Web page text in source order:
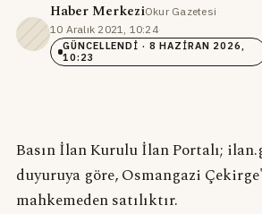
Haber MerkeziOkur Gazetesi·
10 Aralık 2021, 10:24·
GÜNCELLENDI · 8 HAZIRAN 2026,
10:23
Basın İlan Kurulu İlan Portalı;
duyuruya göre, Osmangazi
mahkemeden satılıktır.